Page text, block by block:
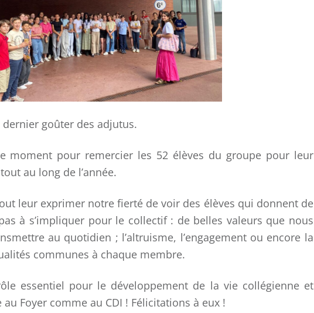
goûter des adjutus.
moment pour remercier les 52 élèves du groupe pour leur
au long de l’année.
leur exprimer notre fierté de voir des élèves qui donnent de
à s’impliquer pour le collectif : de belles valeurs que nous
au quotidien ; l’altruisme, l’engagement ou encore la
communes à chaque membre.
essentiel pour le développement de la vie collégienne et
au Foyer comme au CDI ! Félicitations à eux !
National UGSEL de